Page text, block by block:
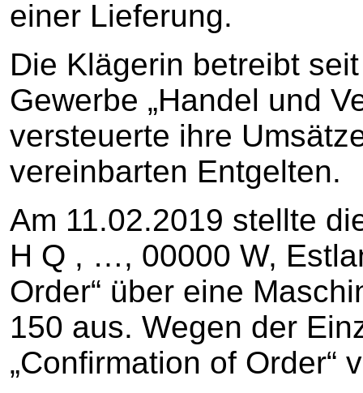
einer Lieferung.
Die Klägerin betreibt
Gewerbe „Handel und
versteuerte ihre
vereinbarten Entgelten.
Am 11.02.2019 stellte
H Q , …, 00000 W,
Order“ über eine
150 aus. Wegen der
„Confirmation of Order“